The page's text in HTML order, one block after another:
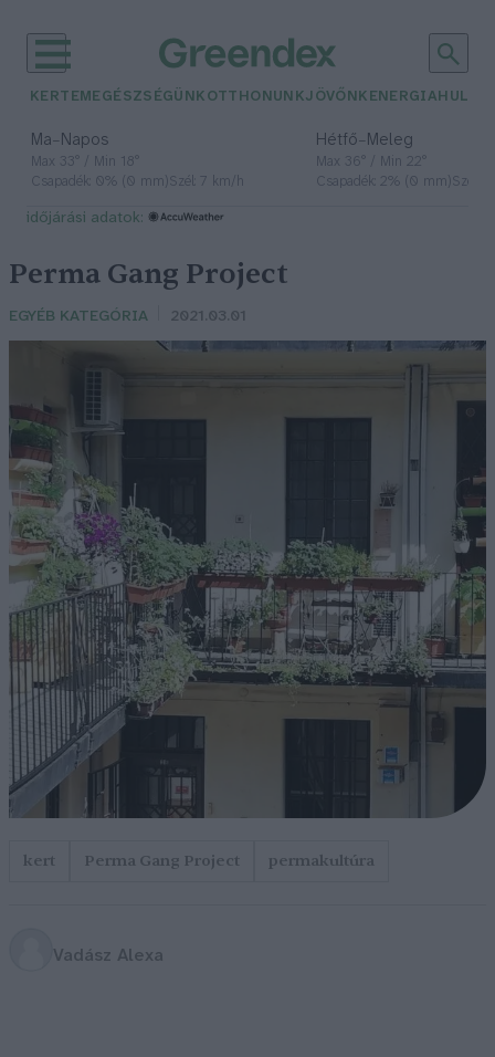
KERTEM EGÉSZSÉGÜNK OTTHONUNKJÖVŐNK ENERGIA
Ma– Napos
Max 33° / Min 18°
Csapadék: 0% (0 mm)Szél: 7 km/h
Hétfő– Meleg
Max 36° / Min 22°
Csapadék: 2% (0 mm)Szél:
időjárási adatok:
Perma Gang Project
EGYÉB KATEGÓRIA 2021.03.01
kert Perma Gang Project permakultúra
Vadász Alexa